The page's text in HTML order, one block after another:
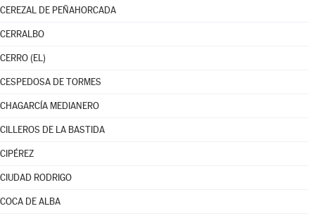
CEREZAL DE PEÑAHORCADA
CERRALBO
CERRO (EL)
CESPEDOSA DE TORMES
CHAGARCÍA MEDIANERO
CILLEROS DE LA BASTIDA
CIPÉREZ
CIUDAD RODRIGO
COCA DE ALBA